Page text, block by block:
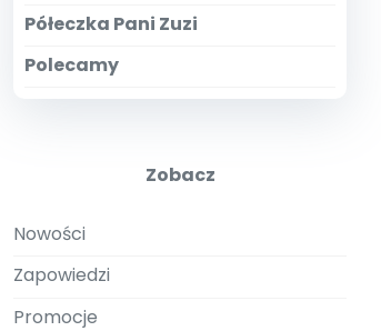
Półeczka Pani Zuzi
Polecamy
Zobacz
Nowości
Zapowiedzi
Promocje